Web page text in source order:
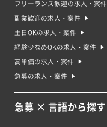
フリーランス歓迎の求人・案件
副業歓迎の求人・案件
土日OKの求人・案件
経験少なめOKの求人・案件
高単価の求人・案件
急募の求人・案件
急募 × 言語から探す